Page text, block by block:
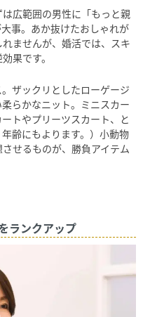
広範囲の男性に「もっと親
事。あか抜けたおしゃれが
ませんが、婚活では、スキ
果です。
ザックリとしたローゲージ
らかなニット。ミニスカー
トやプリーツスカート、と
齢にもよります。）小動物
せるものが、勝負アイテム
ランクアップ